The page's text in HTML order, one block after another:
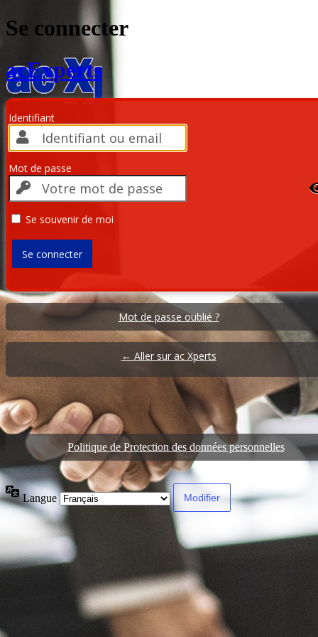
Se connecter
acExperts
Identifiant
Mot de passe
Se souvenir de moi
Mot de passe oublié ?
← Aller sur ac Xperts
Politique de Protection des données personnelles
Langue